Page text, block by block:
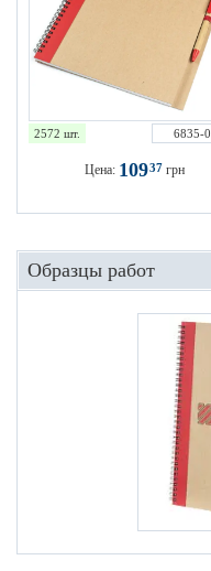
2572 шт. 6835-
Цена: 10937 грн
Образцы работ